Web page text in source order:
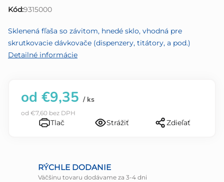
0,0
5
hviezdičiek.
Kód:9315000
Sklenená fľaša so závitom, hnedé sklo, vhodná pre
skrutkovacie dávkovače (dispenzery, titátory, a pod.)
Detailné informácie
od €9,35 / ks
od €7,60 bez DPH
Tlač Strážiť Zdieľať
RÝCHLE DODANIE
Väčšinu tovaru dodávame za 3-4 dni